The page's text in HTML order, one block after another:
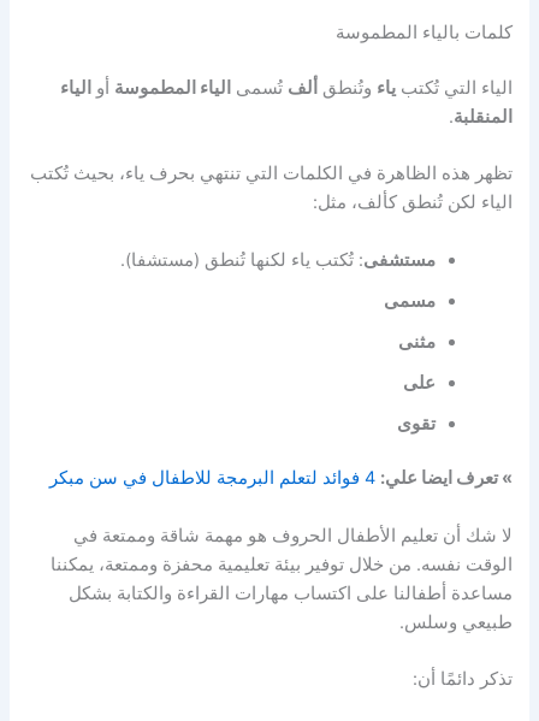
كلمات بالياء المطموسة
الياء التي تُكتبياء وتُنطق ألف تُسمى الياء المطموسة أو الياء
المنقلبة.
تظهر هذه الظاهرة في الكلمات التي تنتهي بحرف ياء، بحيث تُكتب
الياء لكن تُنطق كألف، مثل:
مستشفى: تُكتب ياء لكنها تُنطق (مستشفا).
مسمى
مثنى
على
تقوى
» تعرف ايضا علي: 4 فوائد لتعلم البرمجة للاطفال في سن مبكر
لا شك أن تعليم الأطفال الحروف هو مهمة شاقة وممتعة في
الوقت نفسه. من خلال توفير بيئة تعليمية محفزة وممتعة، يمكننا
مساعدة أطفالنا على اكتساب مهارات القراءة والكتابة بشكل
طبيعي وسلس.
تذكر دائمًا أن: